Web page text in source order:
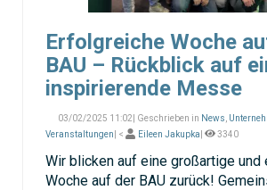
Erfolgreiche Woche
BAU – Rückblick auf
inspirierende Messe
03/02/2025 11:02| Geschrieben in News
Veranstaltungen | < Eileen Jakupka 3340
Wir blicken auf eine großartige
Woche auf der BAU zurück!